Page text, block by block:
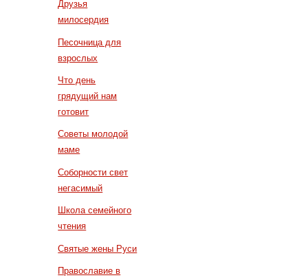
Друзья
милосердия
Песочница для
взрослых
Что день
грядущий нам
готовит
Советы молодой
маме
Соборности свет
негасимый
Школа семейного
чтения
Святые жены Руси
Православие в